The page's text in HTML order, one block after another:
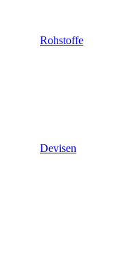
Rohstoffe
Devisen